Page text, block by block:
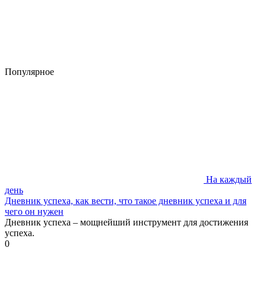
Популярное
На каждый
день
Дневник успеха, как вести, что такое дневник успеха и для
чего он нужен
Дневник успеха – мощнейший инструмент для достижения
успеха.
0